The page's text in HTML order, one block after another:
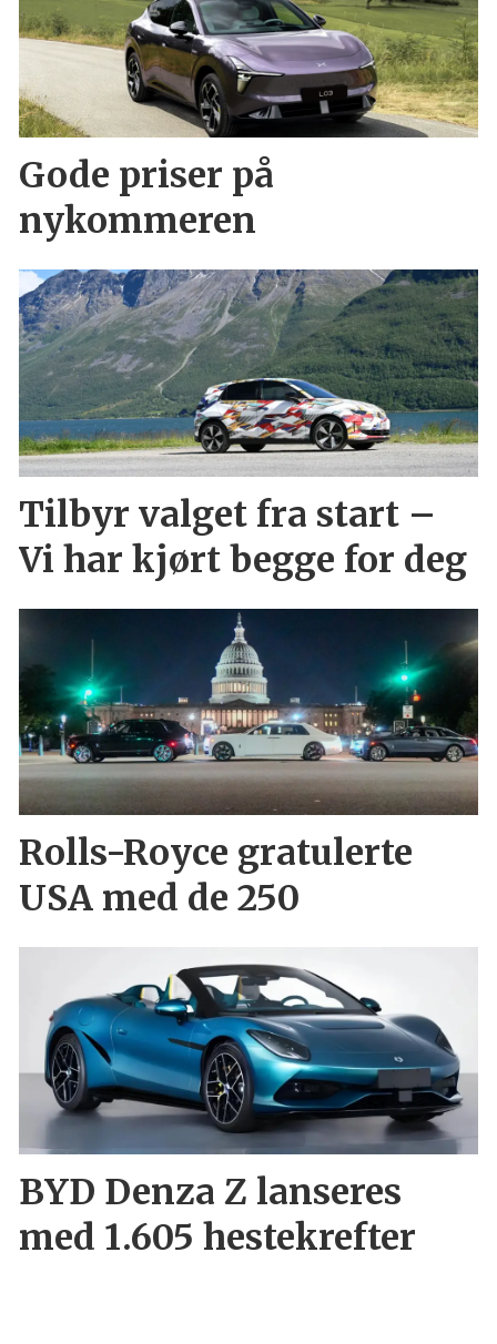
Gode priser på
nykommeren
Tilbyr valget fra start –
Vi har kjørt begge for deg
Rolls-Royce gratulerte
USA med de 250
BYD Denza Z lanseres
med 1.605 hestekrefter